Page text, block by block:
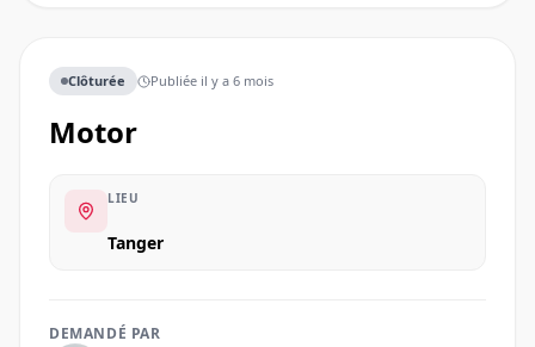
Clôturée Publiée il y a 6 mois
Motor
LIEU
Tanger
DEMANDÉ PAR